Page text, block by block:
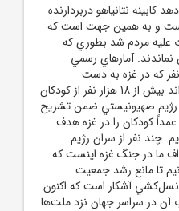
کابينه نتانياهو دربردارنده
و به همين جهت است که
عليه مردم شد بطوري که
نماندند. آمارهاي رسمي
مي‌گويند از 70 هزار نفر که در غزه به دست
صهيونيست‌ها به شهادت رسيده‌اند بيش از 18 هزار نفر از کودکان
رژيم صهيونيستي ضمن تشريح
کودکان را در غزه هدف
چند نفر از سران رژيم
ما در جنگ غزه اينست که
تا مانع رشد جمعيت
نسل‌کشي آشکار است که اکنون
آن در سراسر جهان نزد ملت‌ها